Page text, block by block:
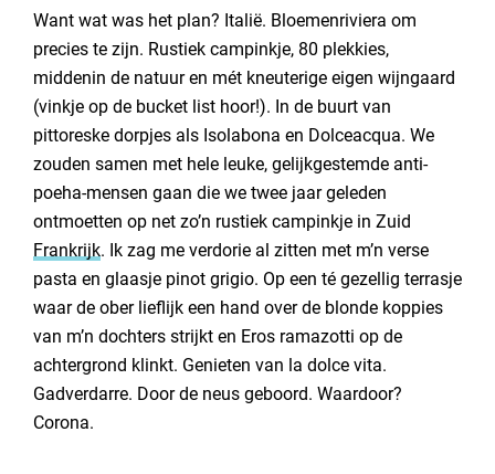
Want wat was het plan? Italië. Bloemenriviera om
precies te zijn. Rustiek campinkje, 80 plekkies,
middenin de natuur en mét kneuterige eigen wijngaard
(vinkje op de bucket list hoor!). In de buurt van
pittoreske dorpjes als Isolabona en Dolceacqua. We
zouden samen met hele leuke, gelijkgestemde anti-
poeha-mensen gaan die we twee jaar geleden
ontmoetten op net zo’n rustiek campinkje in Zuid
Frankrijk. Ik zag me verdorie al zitten met m’n verse
pasta en glaasje pinot grigio. Op een té gezellig terrasje
waar de ober lieflijk een hand over de blonde koppies
van m’n dochters strijkt en Eros ramazotti op de
achtergrond klinkt. Genieten van la dolce vita.
Gadverdarre. Door de neus geboord. Waardoor?
Corona.